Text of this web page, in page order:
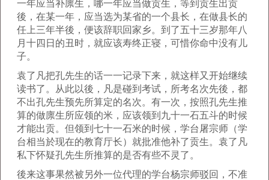
一年应当补廪生，哪一年应当做贡生，等到贡生出贡
後，在某一年，应当选为某省的一个县长，在做县长的
任上三年半後，便该辞职回家乡。到了五十三岁那年八
月十四日的丑时，就应该寿终正寝，可惜你命中没有儿
子。
袁了凡把孔先生的话一一记录下来，就这样又开始继续
读书了。从此以後，凡是碰到考试，所考名次先後，都
不出孔先生预先所算定的名次。有一次，按照孔先生推
算的做廪生所应领的米，应该领到九十一石五斗的时候
才能出贡。但领到七十一石米的时候，学台屠宗师（学
台相当於现在的教育厅长）就批准他补了贡生。袁了凡
私下怀疑孔先生所推算的是否有些不灵了。
後来这事果然被另外一位代理的学台杨宗师驳回，不准